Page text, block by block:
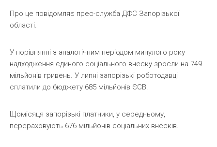
Про це повідомляє прес-служба ДФС Запорізької
області.
У порівнянні з аналогічним періодом минулого року
надходження єдиного соціального внеску зросли на 749
мільйонів гривень. У липні запорізькі роботодавці
сплатили до бюджету 685 мільйонів ЄСВ.
Щомісяця запорізькі платники, у середньому,
перераховують 676 мільйонів соціальних внесків.